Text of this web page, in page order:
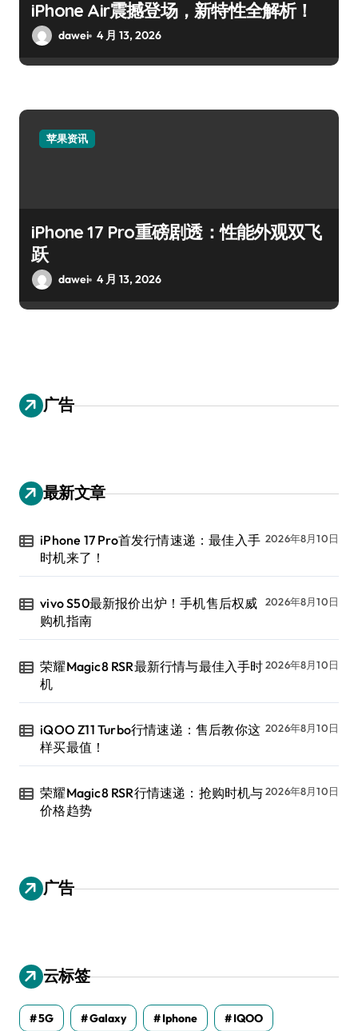
iPhone Air震撼登场，新特性全解析！
dawei 4 月 13, 2026
苹果资讯
iPhone 17 Pro重磅剧透：性能外观双飞
跃
dawei 4 月 13, 2026
广告
最新文章
iPhone 17 Pro首发行情速递：最佳入手
时机来了！
2026年8月10日
vivo S50最新报价出炉！手机售后权威
购机指南
2026年8月10日
荣耀Magic8 RSR最新行情与最佳入手时
机
2026年8月10日
iQOO Z11 Turbo行情速递：售后教你这
样买最值！
2026年8月10日
荣耀Magic8 RSR行情速递：抢购时机与
价格趋势
2026年8月10日
广告
云标签
5G Galaxy Iphone IQOO